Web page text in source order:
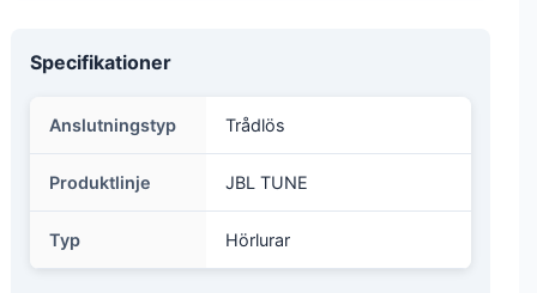
Specifikationer
Anslutningstyp Trådlös
Produktlinje JBL TUNE
Typ Hörlurar